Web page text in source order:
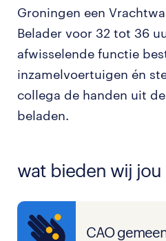
Groningen een
Belader voor 32 tot 36
afwisselende functie
inzamelvoertuigen én
collega de handen uit
beladen.
wat bieden wij jou
CAO